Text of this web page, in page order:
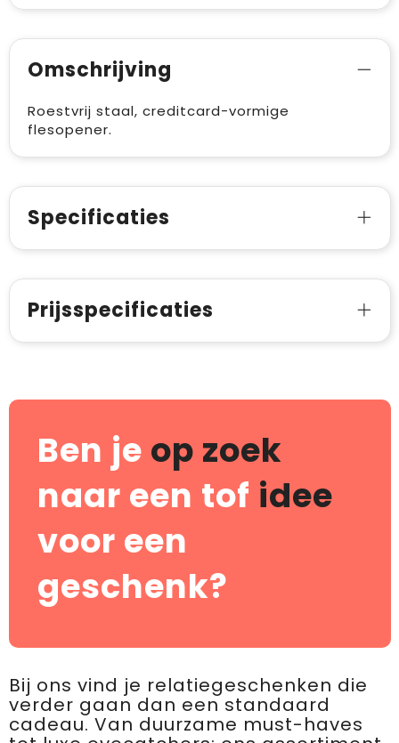
Omschrijving
Roestvrij staal, creditcard-vormige
flesopener.
Specificaties
Prijsspecificaties
Ben je op zoek
naar een tof idee
voor een
geschenk?
Bij ons vind je relatiegeschenken die
verder gaan dan een standaard
cadeau. Van duurzame must-haves